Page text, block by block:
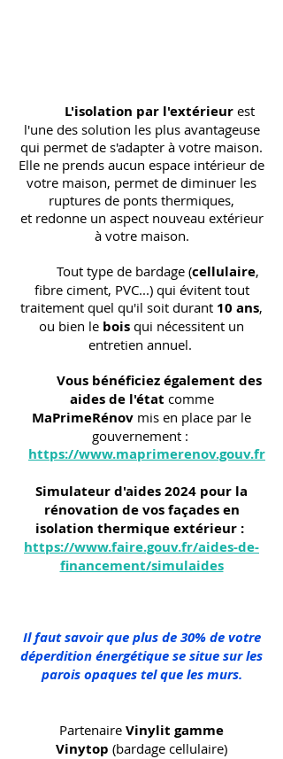
L'isolation par l'extérieurest
l'une des solution les plus avantageuse
qui permet de s'adapter à votre maison.
Elle ne prends aucun espace intérieur de
votre maison, permet de diminuer les
ruptures de ponts thermiques,
et redonne un aspect nouveau extérieur
à votre maison.
Tout type de bardage (cellulaire,
fibre ciment, PVC...) qui évitent tout
traitement quel qu'il soit durant 10 ans,
ou bien le bois qui nécessitent un
entretien annuel.
Vous bénéficiez également des
aides de l'état comme
MaPrimeRénov mis en place par le
gouvernement :
https://www.maprimerenov.gouv.fr
Simulateur d'aides 2024 pour la
rénovation de vos façades en
isolation thermique extérieur :
https://www.faire.gouv.fr/aides-de-
financement/simulaides
Il faut savoir que plus de 30% de votre
déperdition énergétique se situe sur les
parois opaques tel que les murs.
Partenaire Vinylit gamme
Vinytop (bardage cellulaire)